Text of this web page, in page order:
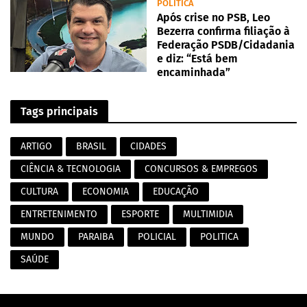
POLITICA
Após crise no PSB, Leo
Bezerra confirma filiação à
Federação PSDB/Cidadania
e diz: “Está bem
encaminhada”
Tags principais
ARTIGO BRASIL
CIDADES
CIÊNCIA & TECNOLOGIA
CONCURSOS & EMPREGOS
CULTURA
ECONOMIA
EDUCAÇÃO
ENTRETENIMENTO
ESPORTE
MULTIMIDIA
MUNDO
PARAIBA POLICIAL
POLITICA
SAÚDE